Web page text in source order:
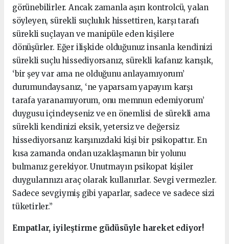
görünebilirler. Ancak zamanla aşırı kontrolcü, yalan
söyleyen, sürekli suçluluk hissettiren, karşı tarafı
sürekli suçlayan ve manipüle eden kişilere
dönüşürler. Eğer ilişkide olduğunuz insanla kendinizi
sürekli suçlu hissediyorsanız, sürekli kafanız karışık,
‘bir şey var ama ne olduğunu anlayamıyorum’
durumundaysanız, ‘ne yaparsam yapayım karşı
tarafa yaranamıyorum, onu memnun edemiyorum’
duygusu içindeyseniz ve en önemlisi de sürekli ama
sürekli kendinizi eksik, yetersiz ve değersiz
hissediyorsanız karşınızdaki kişi bir psikopattır. En
kısa zamanda ondan uzaklaşmanın bir yolunu
bulmanız gerekiyor. Unutmayın psikopat kişiler
duygularınızı araç olarak kullanırlar. Sevgi vermezler.
Sadece sevgiymiş gibi yaparlar, sadece ve sadece sizi
tüketirler.”
Empatlar, iyileştirme güdüsüyle hareket ediyor!